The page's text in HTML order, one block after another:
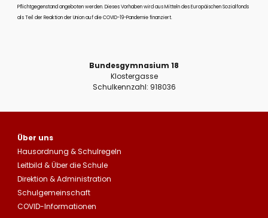
Pflichtgegenstand angeboten werden. Dieses Vorhaben wird aus Mitteln des Europäischen Sozialfonds
als Teil der Reaktion der Union auf die COVID-19-Pandemie finanziert.
Bundesgymnasium 18
Klostergasse
Schulkennzahl: 918036
Über uns
Hausordnung &Schulregeln
Leitbild&Über die Schule
Direktion & Administration
Schulgemeinschaft
COVID-Informationen